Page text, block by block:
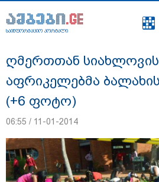
საინფორმაციო პორტალი
საინფორმაციო პორტალი
ღმერთთან
აფრიკელებმა
(+6 ფოტო)
06:55 / 11-01-2014